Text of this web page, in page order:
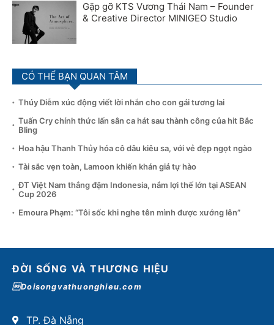
Gặp gỡ KTS Vương Thái Nam – Founder
& Creative Director MINIGEO Studio
CÓ THỂ BẠN QUAN TÂM
Thúy Diễm xúc động viết lời nhắn cho con gái tương lai
Tuấn Cry chính thức lấn sân ca hát sau thành công của hit Bắc
Bling
Hoa hậu Thanh Thủy hóa cô dâu kiêu sa, với vẻ đẹp ngọt ngào
Tài sắc vẹn toàn, Lamoon khiến khán giả tự hào
ĐT Việt Nam thắng đậm Indonesia, nắm lợi thế lớn tại ASEAN
Cup 2026
Emoura Phạm: “Tôi sốc khi nghe tên mình được xướng lên”
ĐỜI SỐNG VÀ THƯƠNG HIỆU
Doisongvathuonghieu.com
TP. Đà Nẵng